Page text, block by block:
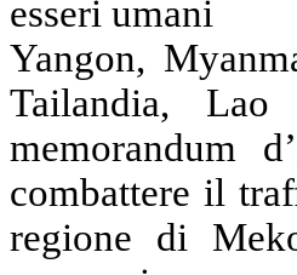
esseri umani
Yangon,
Tailandia,
memorandum
combattere il
regione di